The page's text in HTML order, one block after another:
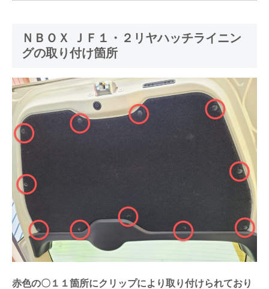
ＮＢＯＸ ＪＦ１・２リヤハッチライニン
グの取り付け箇所
赤色の〇１１箇所にクリップにより取り付けられており